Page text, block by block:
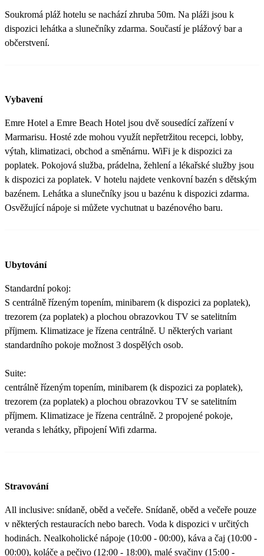
Soukromá pláž hotelu se nachází zhruba 50m. Na pláži jsou k
dispozici lehátka a slunečníky zdarma. Součastí je plážový bar a
občerstvení.
Vybavení
Emre Hotel a Emre Beach Hotel jsou dvě sousedící zařízení v
Marmarisu. Hosté zde mohou využít nepřetržitou recepci, lobby,
výtah, klimatizaci, obchod a směnárnu. WiFi je k dispozici za
poplatek. Pokojová služba, prádelna, žehlení a lékařské služby jsou
k dispozici za poplatek. V hotelu najdete venkovní bazén s dětským
bazénem. Lehátka a slunečníky jsou u bazénu k dispozici zdarma.
Osvěžující nápoje si můžete vychutnat u bazénového baru.
Ubytování
Standardní pokoj:
S centrálně řízeným topením, minibarem (k dispozici za poplatek),
trezorem (za poplatek) a plochou obrazovkou TV se satelitním
příjmem. Klimatizace je řízena centrálně. U některých variant
standardního pokoje možnost 3 dospělých osob.
Suite:
centrálně řízeným topením, minibarem (k dispozici za poplatek),
trezorem (za poplatek) a plochou obrazovkou TV se satelitním
příjmem. Klimatizace je řízena centrálně. 2 propojené pokoje,
veranda s lehátky, připojení Wifi zdarma.
Stravování
All inclusive: snídaně, oběd a večeře. Snídaně, oběd a večeře pouze
v některých restauracích nebo barech. Voda k dispozici v určitých
hodinách. Nealkoholické nápoje (10:00 - 00:00), káva a čaj (10:00 -
00:00), koláče a pečivo (12:00 - 18:00), malé svačiny (15:00 -